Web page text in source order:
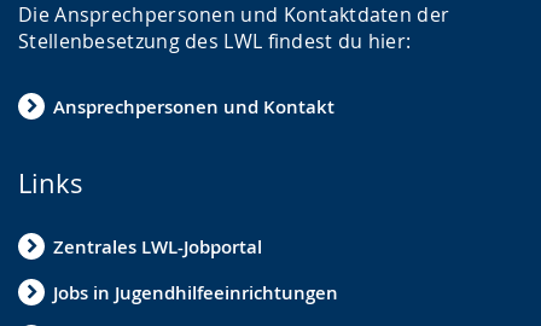
Die Ansprechpersonen und Kontaktdaten der
Stellenbesetzung des LWL findest du hier:
Ansprechpersonen und Kontakt
Links
Zentrales LWL-Jobportal
Jobs in Jugendhilfeeinrichtungen